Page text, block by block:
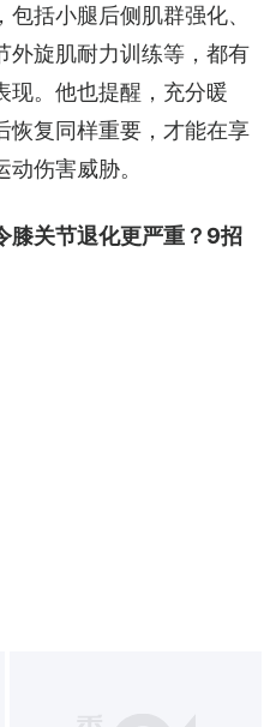
括小腿后侧肌群强化、
外旋肌耐力训练等，都有
现。他也提醒，充分暖
恢复同样重要，才能在享
伤害威胁。
膝关节退化更严重？9招